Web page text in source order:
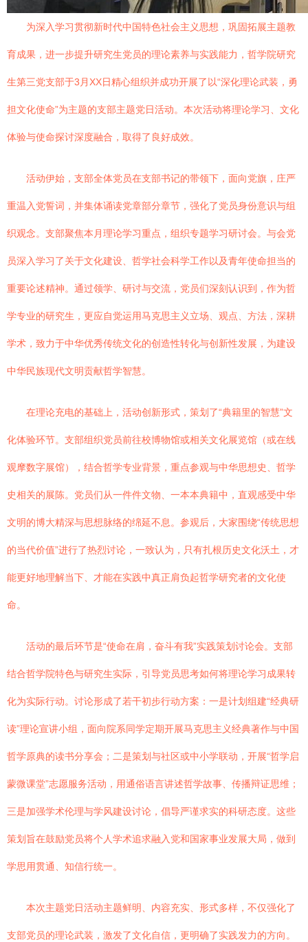
为深入学习贯彻新时代中国特色社会主义思想，巩固拓展主题教
育成果，进一步提升研究生党员的理论素养与实践能力，哲学院研究
生第三党支部于3月XX日精心组织并成功开展了以“深化理论武装，勇
担文化使命”为主题的支部主题党日活动。本次活动将理论学习、文化
体验与使命探讨深度融合，取得了良好成效。
活动伊始，支部全体党员在支部书记的带领下，面向党旗，庄严
重温入党誓词，并集体诵读党章部分章节，强化了党员身份意识与组
织观念。支部聚焦本月理论学习重点，组织专题学习研讨会。与会党
员深入学习了关于文化建设、哲学社会科学工作以及青年使命担当的
重要论述精神。通过领学、研讨与交流，党员们深刻认识到，作为哲
学专业的研究生，更应自觉运用马克思主义立场、观点、方法，深耕
学术，致力于中华优秀传统文化的创造性转化与创新性发展，为建设
中华民族现代文明贡献哲学智慧。
在理论充电的基础上，活动创新形式，策划了“典籍里的智慧”文
化体验环节。支部组织党员前往校博物馆或相关文化展览馆（或在线
观摩数字展馆），结合哲学专业背景，重点参观与中华思想史、哲学
史相关的展陈。党员们从一件件文物、一本本典籍中，直观感受中华
文明的博大精深与思想脉络的绵延不息。参观后，大家围绕“传统思想
的当代价值”进行了热烈讨论，一致认为，只有扎根历史文化沃土，才
能更好地理解当下、才能在实践中真正肩负起哲学研究者的文化使
命。
活动的最后环节是“使命在肩，奋斗有我”实践策划讨论会。支部
结合哲学院特色与研究生实际，引导党员思考如何将理论学习成果转
化为实际行动。讨论形成了若干初步行动方案：一是计划组建“经典研
读”理论宣讲小组，面向院系同学定期开展马克思主义经典著作与中国
哲学原典的读书分享会；二是策划与社区或中小学联动，开展“哲学启
蒙微课堂”志愿服务活动，用通俗语言讲述哲学故事、传播辩证思维；
三是加强学术伦理与学风建设讨论，倡导严谨求实的科研态度。这些
策划旨在鼓励党员将个人学术追求融入党和国家事业发展大局，做到
学思用贯通、知信行统一。
本次主题党日活动主题鲜明、内容充实、形式多样，不仅强化了
支部党员的理论武装，激发了文化自信，更明确了实践发力的方向。